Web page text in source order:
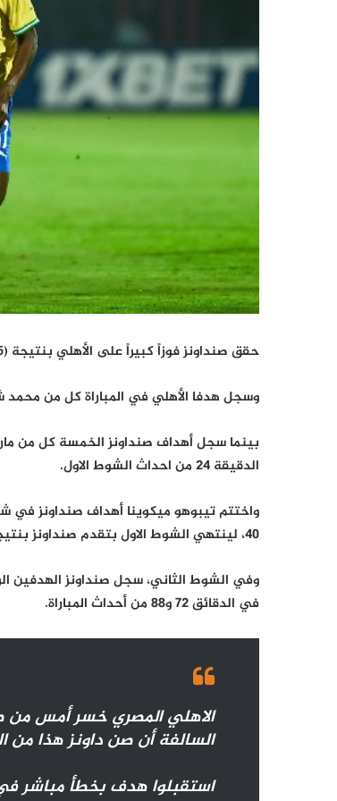
حقق صنداونز فوزاً كبيراً على الأهلي بنتيجة (5-2)، ضمن منافسات الجولة الرابعة من دوري أبطال أفريقيا.
وسجل هدفا الأهلي في المباراة كل من محمد شريف
الدقيقة 24 من احداث الشوط الاول.
واختتم تيبوهو ميكوينا أهداف صنداونز في
40، لينتهي الشوط الاول بتقدم صنداونز بنتيجة 3-1.
وفي الشوط الثاني، سجل صنداونز الهدفين
في الدقائق 72 و88 من أحداث المباراة.
السالفة أن صن داونز هذا من